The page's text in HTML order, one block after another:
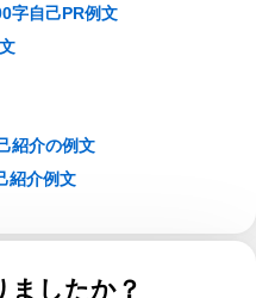
字自己PR例文
紹介の例文
紹介例文
ましたか？